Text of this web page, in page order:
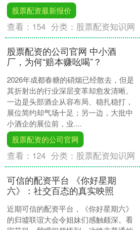
股票配资最新报价
查看： 154 分类： 股票配资知识网
股票配资的公司官网 中小酒
厂，为何“赔本赚吆喝”？
2026年成都春糖的硝烟已经散去，但是
其折射出的行业深层变革却愈发清晰。
一边是头部酒企从容布局、稳扎稳打，
展位简约却气场十足；另一边，大批中
小酒企的展位前，业....
股票配资的公司官网
查看： 124 分类： 股票配资知识网
可信的配资平台 《你好星期
六》：社交百态的真实映照
近期可信的配资平台，《你好星期六》
的归墟联谊大会令姐妹们感触颇深。看